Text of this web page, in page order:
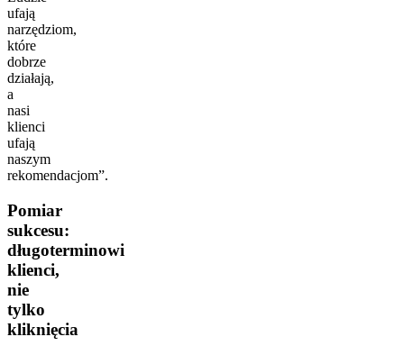
ufają
narzędziom,
które
dobrze
działają,
a
nasi
klienci
ufają
naszym
rekomendacjom”.
Pomiar
sukcesu:
długoterminowi
klienci,
nie
tylko
kliknięcia